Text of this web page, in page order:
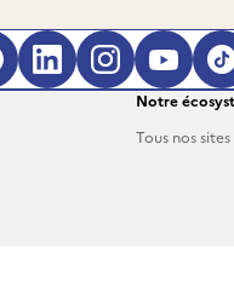
LinkedIn
Notre
Tous nos sites